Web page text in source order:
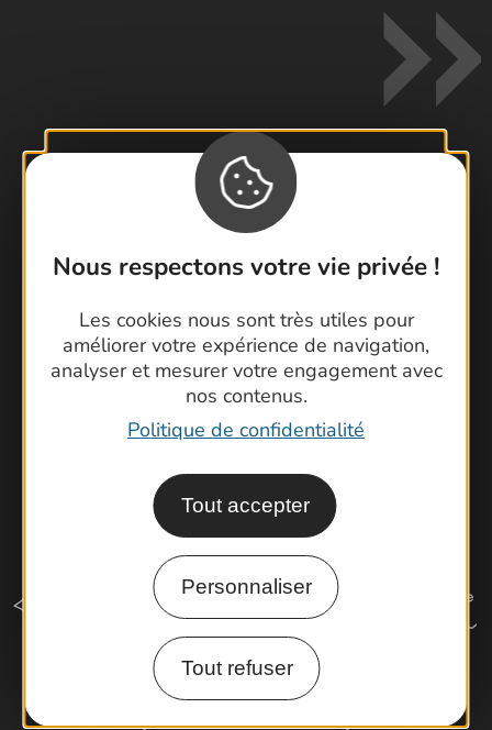
Nous respectons votre vie privée !
Les cookies nous sont très utiles pour
améliorer votre expérience de navigation,
analyser et mesurer votre engagement avec
nos contenus.
Politique de confidentialité
Tout accepter
Personnaliser
Tout refuser
Contactez-nous !
Brochures
Cartoguides et Topoguides
Latitude Gard
Comment venir ?